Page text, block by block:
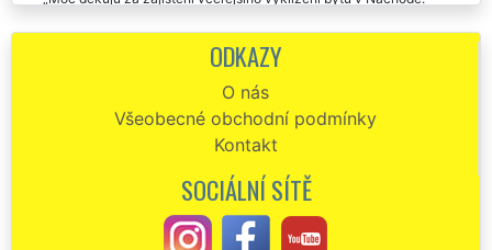
spokojená s vaším pracovním nasazením i s cenou za vyklizení.
společnosti. Zajišťovali mi vyklízení bytu 3 kk v Náchodě. Kompletně
celý byt vyklidili za pár hodin. Dokonce po sobě i zametli. Jejich
profesionální a precizní práci určitě doporučuji.
Perfektní a profesionální služby této vyklízecí firmy rozhodně
doporučuju. Využil jsem je na vyklízení bytu v Náchodě a byl jsem
velmi spokojen. V případě potřeby je určitě využiju znova.
ODKAZY
O nás
Všeobecné obchodní podmínky
Kontakt
SOCIÁLNÍ SÍTĚ